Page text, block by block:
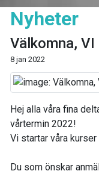
Nyheter
Välkomna, VI
8 jan 2022
Hej alla våra fina
vårtermin 2022!
Vi startar våra
Du som önskar